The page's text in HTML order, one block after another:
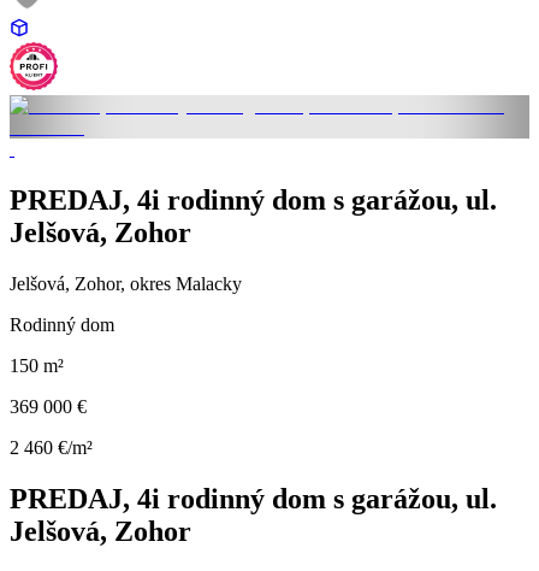
PREDAJ, 4i rodinný dom s garážou, ul.
Jelšová, Zohor
Jelšová, Zohor, okres Malacky
Rodinný dom
150 m²
369 000 €
2 460 €/m²
PREDAJ, 4i rodinný dom s garážou, ul.
Jelšová, Zohor